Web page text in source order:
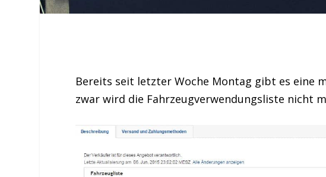
Bereits seit letzter Woche Montag gibt es eine
zwar wird die Fahrzeugverwendungsliste nicht